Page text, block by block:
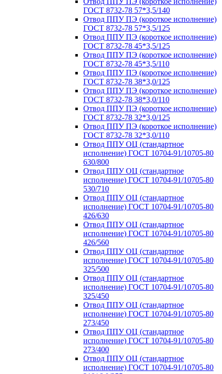
ГОСТ 8732-78 57*3,5/140
Отвод ППУ ПЭ (короткое исполнение)
ГОСТ 8732-78 57*3,5/125
Отвод ППУ ПЭ (короткое исполнение)
ГОСТ 8732-78 45*3,5/125
Отвод ППУ ПЭ (короткое исполнение)
ГОСТ 8732-78 45*3,5/110
Отвод ППУ ПЭ (короткое исполнение)
ГОСТ 8732-78 38*3,0/125
Отвод ППУ ПЭ (короткое исполнение)
ГОСТ 8732-78 38*3,0/110
Отвод ППУ ПЭ (короткое исполнение)
ГОСТ 8732-78 32*3,0/125
Отвод ППУ ПЭ (короткое исполнение)
ГОСТ 8732-78 32*3,0/110
Отвод ППУ ОЦ (стандартное
исполнение) ГОСТ 10704-91/10705-80
630/800
Отвод ППУ ОЦ (стандартное
исполнение) ГОСТ 10704-91/10705-80
530/710
Отвод ППУ ОЦ (стандартное
исполнение) ГОСТ 10704-91/10705-80
426/630
Отвод ППУ ОЦ (стандартное
исполнение) ГОСТ 10704-91/10705-80
426/560
Отвод ППУ ОЦ (стандартное
исполнение) ГОСТ 10704-91/10705-80
325/500
Отвод ППУ ОЦ (стандартное
исполнение) ГОСТ 10704-91/10705-80
325/450
Отвод ППУ ОЦ (стандартное
исполнение) ГОСТ 10704-91/10705-80
273/450
Отвод ППУ ОЦ (стандартное
исполнение) ГОСТ 10704-91/10705-80
273/400
Отвод ППУ ОЦ (стандартное
исполнение) ГОСТ 10704-91/10705-80